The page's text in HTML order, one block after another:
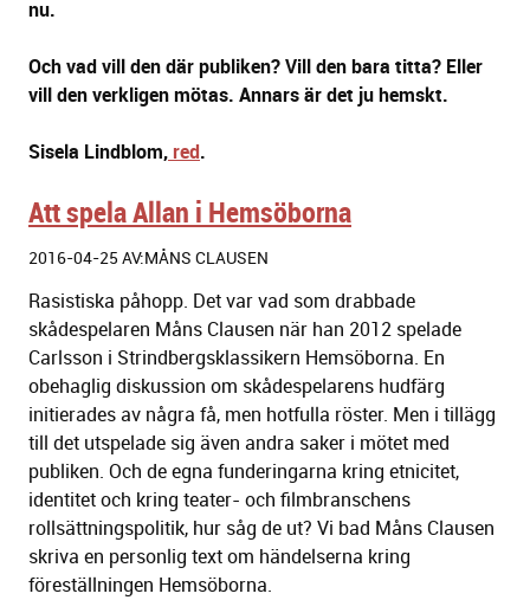
nu.
Och vad vill den där publiken? Vill den bara titta? Eller
vill den verkligen mötas. Annars är det ju hemskt.
Sisela Lindblom,red.
Att spela Allan i Hemsöborna
2016-04-25 AV:MÅNS CLAUSEN
Rasistiska påhopp. Det var vad som drabbade
skådespelaren Måns Clausen när han 2012 spelade
Carlsson i Strindbergsklassikern Hemsöborna. En
obehaglig diskussion om skådespelarens hudfärg
initierades av några få, men hotfulla röster. Men i tillägg
till det utspelade sig även andra saker i mötet med
publiken. Och de egna funderingarna kring etnicitet,
identitet och kring teater- och filmbranschens
rollsättningspolitik, hur såg de ut? Vi bad Måns Clausen
skriva en personlig text om händelserna kring
föreställningen Hemsöborna.